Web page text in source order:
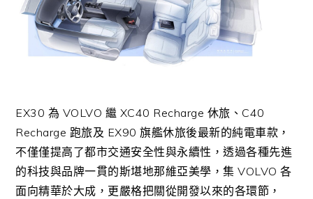
EX30 為 VOLVO 繼 XC40 Recharge 休旅、 C40
Recharge 跑旅及 EX90旗艦休旅後最新的純電車款，
不僅僅提高了都市交通安全性與永續性，透過各種先進
的科技與品牌一貫的斯堪地那維亞美學，集 VOLVO各
面向精華於大成，更嚴格把關從開發以來的各環節，